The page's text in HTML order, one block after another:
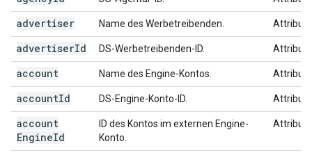
advertiser Name des Werbetreibenden. Attribut
advertiserId DS-Werbetreibenden-ID. Attribut
account Name des Engine-Kontos. Attribut
accountId DS-Engine-Konto-ID. Attribut
account
EngineId
ID des Kontos im externen Engine-
Konto.
Attribut